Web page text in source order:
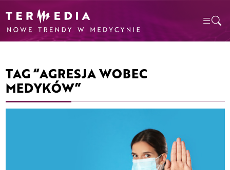
TAG “AGRESJA WOBEC
MEDYKÓW”